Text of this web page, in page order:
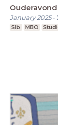
January 2025-
Slb MBO